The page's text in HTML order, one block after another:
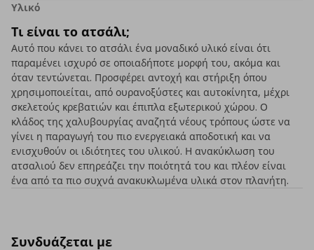
Υλικό
Τι είναι το ατσάλι;
Αυτό που κάνει το ατσάλι ένα μοναδικό υλικό είναι ότι
παραμένει ισχυρό σε οποιαδήποτε μορφή του, ακόμα και
όταν τεντώνεται. Προσφέρει αντοχή και στήριξη όπου
χρησιμοποιείται, από ουρανοξύστες και αυτοκίνητα, μέχρι
σκελετούς κρεβατιών και έπιπλα εξωτερικού χώρου. Ο
κλάδος της χαλυβουργίας αναζητά νέους τρόπους ώστε να
γίνει η παραγωγή του πιο ενεργειακά αποδοτική και να
ενισχυθούν οι ιδιότητες του υλικού. Η ανακύκλωση του
ατσαλιού δεν επηρεάζει την ποιότητά του και πλέον είναι
ένα από τα πιο συχνά ανακυκλωμένα υλικά στον πλανήτη.
Συνδυάζεται με